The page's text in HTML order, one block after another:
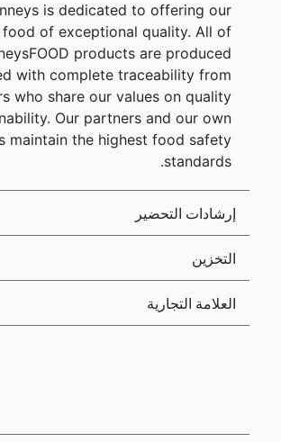
is dedicated to offering our
of exceptional quality. All of
products are produced
with complete traceability from
who share our values on quality
Our partners and our own
maintain the highest food safety
standards.
إرشادات التحضير
التخزين
العلامة التجارية